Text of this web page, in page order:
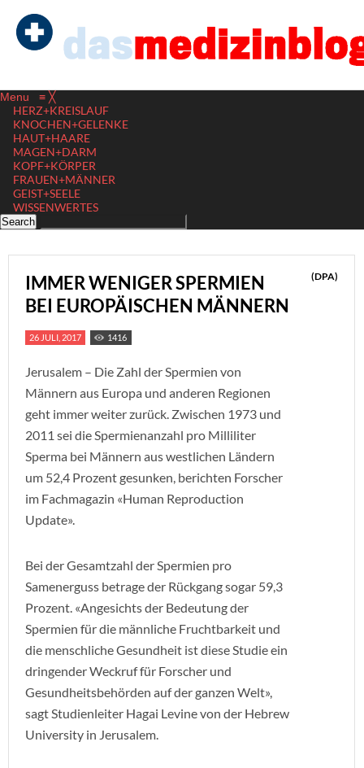
Menu ≡ ╳
HERZ+KREISLAUF
KNOCHEN+GELENKE
HAUT+HAARE
MAGEN+DARM
KOPF+KÖRPER
FRAUEN+MÄNNER
GEIST+SEELE
WISSENWERTES
IMMER WENIGER SPERMIEN
BEI EUROPÄISCHEN MÄNNERN
(DPA)
26 JULI, 2017 1416
Jerusalem – Die Zahl der Spermien von
Männern aus Europa und anderen Regionen
geht immer weiter zurück. Zwischen 1973 und
2011 sei die Spermienanzahl pro Milliliter
Sperma bei Männern aus westlichen Ländern
um 52,4 Prozent gesunken, berichten Forscher
im Fachmagazin «Human Reproduction
Update».
Bei der Gesamtzahl der Spermien pro
Samenerguss betrage der Rückgang sogar 59,3
Prozent. «Angesichts der Bedeutung der
Spermien für die männliche Fruchtbarkeit und
die menschliche Gesundheit ist diese Studie ein
dringender Weckruf für Forscher und
Gesundheitsbehörden auf der ganzen Welt»,
sagt Studienleiter Hagai Levine von der Hebrew
University in Jerusalem.